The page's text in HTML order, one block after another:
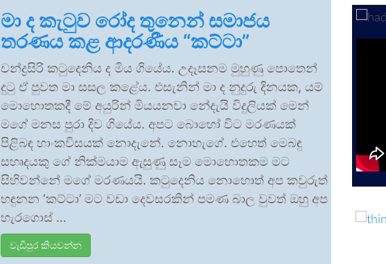
මා ද කැටුව රෝද තුනෙන් සමාජය
තරණය කළ ආදරණීය “කට්ටා”
චන්ද්‍රසිරි කටුදෙනිය ද මිය ගියේය. උදෑසනම මුහුණු පොතෙන්
දුටු ඒ පුවත මා සසල කළේය. එසැනින් මා ද නුදුරු දිනයක, යම්
මොහොතකදී මේ අයුරින් මියයනවා නේදැයි විදුලියක් මෙන්
මගේ මනස පුරා දිව ගියේය. අපට බොහෝ විට මරණයක්
පිළිබඳ හාංකවිසයක් නොදැනේ. නොහැගේ. එහෙත් මෙබඳු
සහෘදයකු ගේ නික්මයාම ඇසුණු සෑම මොහොතකම මට
සිහිවන්නේ මගේ මරණයයි. කටුදෙනිය නොහොත් අප කවුරුත්
හඳුනන ‘කට්ටා’ මට වඩා දෙවසරකින් පමණ බාල වුවත් ඔහු අප
හැරගොස් …
වැඩිපුර කියවන්න